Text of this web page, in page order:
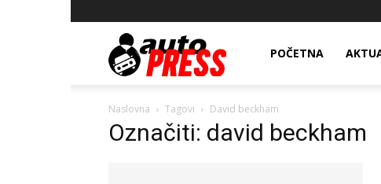
AutopressHRPOČETNA
Naslovna Tagovi David beckham
Označiti: david beckham